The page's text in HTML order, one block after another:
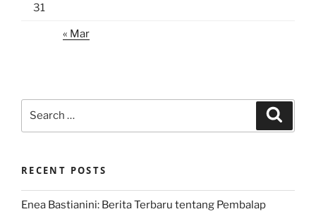
31
« Mar
RECENT POSTS
Enea Bastianini: Berita Terbaru tentang Pembalap